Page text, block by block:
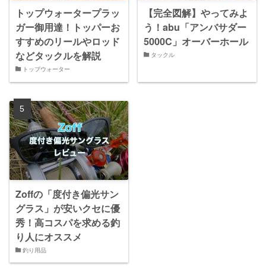
トップウォータープラッ
ガー御用達！トッパーお
すすめのリールやロッド
などタックルを解説
トップウォーター
【完全図解】やってみよ
う！abu「アンバサダー
5000C」オーバーホール
タックル
Zoffの「度付き偏光サン
グラス」が安いクセに優
秀！高コスパを求める釣
り人にオススメ
釣り用品